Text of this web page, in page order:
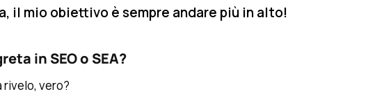
il mio obiettivo è sempre andare più in alto!
in SEO o SEA?
rivelo, vero?